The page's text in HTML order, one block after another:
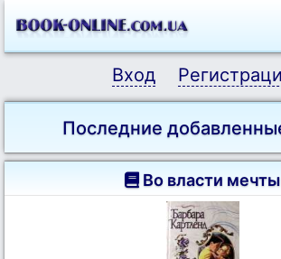
Вход
Последние
Во власти мечты